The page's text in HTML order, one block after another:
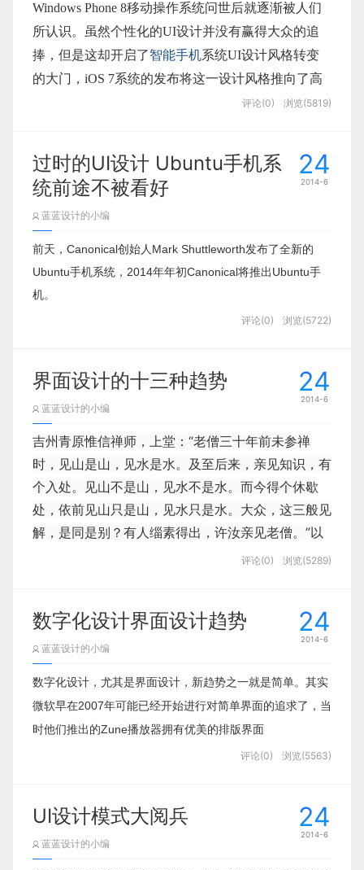
Windows Phone 8移动操作系统问世后就逐渐被人们
所认识。虽然个性化的UI设计并没有赢得大众的追
捧，但是这却开启了智能手机系统UI设计风格转变
的大门，iOS 7系统的发布将这一设计风格推向了高
潮，国内外厂商因此纷纷转变设计风格，拟物化被抛
评论(0) 浏览(5819)
24
2014-6
过时的UI设计 Ubuntu手机系
统前途不被看好
蓝蓝设计的小编
前天，Canonical创始人Mark Shuttleworth发布了全新的
Ubuntu手机系统，2014年年初Canonical将推出Ubuntu手
机。
评论(0) 浏览(5722)
24
2014-6
界面设计的十三种趋势
蓝蓝设计的小编
吉州青原惟信禅师，上堂：“老僧三十年前未参禅
时，见山是山，见水是水。及至后来，亲见知识，有
个入处。见山不是山，见水不是水。而今得个休歇
处，依前见山只是山，见水只是水。大众，这三般见
解，是同是别？有人缁素得出，许汝亲见老僧。”以
禅宗三见为开场，是对本问题的思考，并非故做高
山是山），随着发展渐渐进入了智能手机的时代，触
摸屏的发展改进了交互体验，打破了传统手机的框
架，
评论(0) 浏览(5289)
24
2014-6
数字化设计界面设计趋势
蓝蓝设计的小编
数字化设计，尤其是界面设计，新趋势之一就是简单。其实
微软早在2007年可能已经开始进行对简单界面的追求了，当
时他们推出的Zune播放器拥有优美的排版界面
评论(0) 浏览(5563)
24
2014-6
UI设计模式大阅兵
蓝蓝设计的小编